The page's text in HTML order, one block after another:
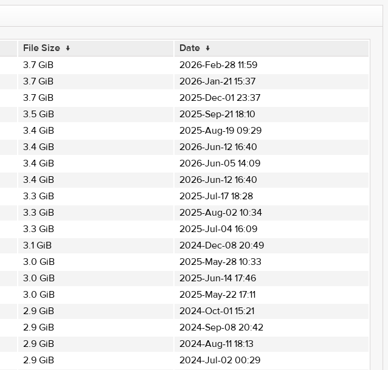
File Size ↓ Date ↓
3.7 GiB
2026-Feb-28 11:59
3.7 GiB
2026-Jan-21 15:37
3.7 GiB
2025-Dec-01 23:37
3.5 GiB
2025-Sep-21 18:10
3.4 GiB
2025-Aug-19 09:29
3.4 GiB
2026-Jun-12 16:40
3.4 GiB
2026-Jun-05 14:09
3.4 GiB
2026-Jun-12 16:40
3.3 GiB
2025-Jul-17 18:28
3.3 GiB
2025-Aug-02 10:34
3.3 GiB
2025-Jul-04 16:09
3.1 GiB
2024-Dec-08 20:49
3.0 GiB
2025-May-28 10:33
3.0 GiB
2025-Jun-14 17:46
3.0 GiB
2025-May-22 17:11
2.9 GiB
2024-Oct-01 15:21
2.9 GiB
2024-Sep-08 20:42
2.9 GiB
2024-Aug-11 18:13
2.9 GiB
2024-Jul-02 00:29